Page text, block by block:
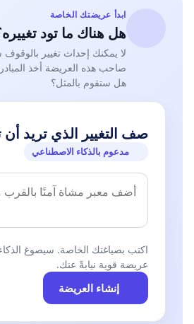
ابدأ عريضتك الخاصة
هل هناك ما تود
لا يمكنك إحداث تغيير بالوقوف
صاحب هذه العريضة أخذ
هل ستقوم بالمثل؟
صف التغيير الذي تريد أن
مدعوم بالذكاء الاصطناعي
اكتب بصياغتك الخاصة. سيصوغ
عريضة قوية نيابةً عنك.
إنشاء العريضة